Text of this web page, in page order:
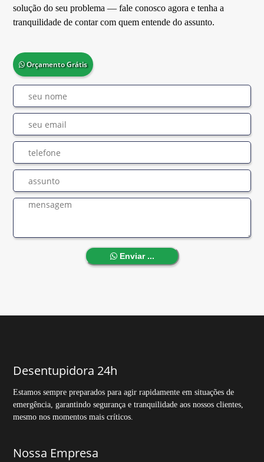
solução do seu problema — fale conosco agora e tenha a
tranquilidade de contar com quem entende do assunto.
Orçamento Grátis
Enviar ...
Desentupidora 24h
Estamos sempre preparados para agir rapidamente em situações de
emergência, garantindo segurança e tranquilidade aos nossos clientes,
mesmo nos momentos mais críticos.
Nossa Empresa